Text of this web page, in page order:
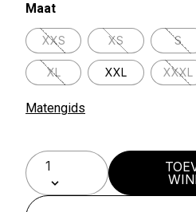
Maat
XXS XS S
XL XXL XXXL
Matengids